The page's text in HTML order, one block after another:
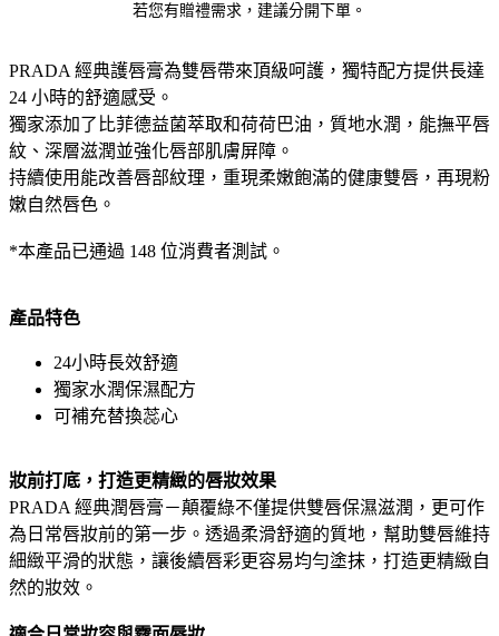
若您有贈禮需求，建議分開下單。
PRADA 經典護唇膏為雙唇帶來頂級呵護，獨特配方提供長達
24 小時的舒適感受。
獨家添加了比菲德益菌萃取和荷荷巴油，質地水潤，能撫平唇
紋、深層滋潤並強化唇部肌膚屏障。
持續使用能改善唇部紋理，重現柔嫩飽滿的健康雙唇，再現粉
嫩自然唇色。
*本產品已通過 148 位消費者測試。
產品特色
24小時長效舒適
獨家水潤保濕配方
可補充替換蕊心
妝前打底，打造更精緻的唇妝效果
PRADA 經典潤唇膏－顛覆綠不僅提供雙唇保濕滋潤，更可作
為日常唇妝前的第一步。透過柔滑舒適的質地，幫助雙唇維持
細緻平滑的狀態，讓後續唇彩更容易均勻塗抹，打造更精緻自
然的妝效。